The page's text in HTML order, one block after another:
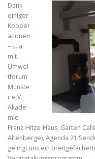
Dank
einiger
Kooper
ationen
– u. a.
mit
Umwel
tforum
Münste
r e.V.,
Akade
mie
Franz-Hitze-Haus, Garten
Altenberge), Agenda 21
gelingt uns ein